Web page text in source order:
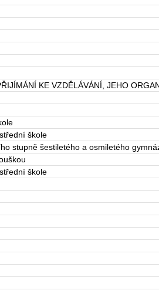
KE VZDĚLÁVÁNÍ, JEHO
škole
stupně šestiletého a osmiletého
škole